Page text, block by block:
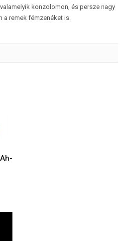
konzolomon, és persze nagy
a remek fémzenéket is.